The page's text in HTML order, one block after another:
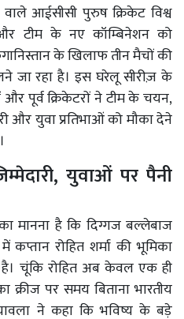
आईसीसी पुरुष क्रिकेट विश्व
टीम के नए कॉम्बिनेशन को
के खिलाफ तीन मैचों की
जा रहा है। इस घरेलू सीरीज़ के
पूर्व क्रिकेटरों ने टीम के चयन,
और युवा प्रतिभाओं को मौका देने
युवाओं पर पैनी
मानना है कि दिग्गज बल्लेबाज
कप्तान रोहित शर्मा की भूमिका
चूंकि रोहित अब केवल एक ही
पर समय बिताना भारतीय
ने कहा कि भविष्य के बड़े